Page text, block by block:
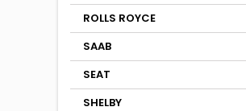
ROLLS ROYCE
SAAB
SEAT
SHELBY